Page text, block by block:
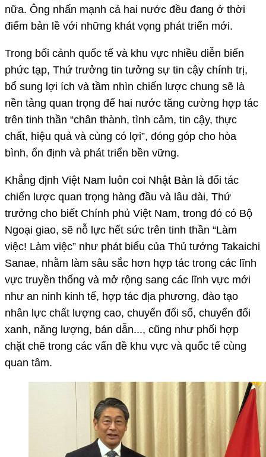
nữa. Ông nhấn mạnh cả hai nước đều đang ở thời
điểm bản lề với những khát vọng phát triển mới.
Trong bối cảnh quốc tế và khu vực nhiều diễn biến
phức tạp, Thứ trưởng tin tưởng sự tin cậy chính trị,
bổ sung lợi ích và tầm nhìn chiến lược chung sẽ là
nền tảng quan trọng để hai nước tăng cường hợp tác
trên tinh thần “chân thành, tình cảm, tin cậy, thực
chất, hiệu quả và cùng có lợi”, đóng góp cho hòa
bình, ổn định và phát triển bền vững.
Khẳng định Việt Nam luôn coi Nhật Bản là đối tác
chiến lược quan trọng hàng đầu và lâu dài, Thứ
trưởng cho biết Chính phủ Việt Nam, trong đó có Bộ
Ngoại giao, sẽ nỗ lực hết sức trên tinh thần “Làm
việc! Làm việc” như phát biểu của Thủ tướng Takaichi
Sanae, nhằm làm sâu sắc hơn hợp tác trong các lĩnh
vực truyền thống và mở rộng sang các lĩnh vực mới
như an ninh kinh tế, hợp tác địa phương, đào tạo
nhân lực chất lượng cao, chuyển đổi số, chuyển đổi
xanh, năng lượng, bán dẫn..., cũng như phối hợp
chặt chẽ trong các vấn đề khu vực và quốc tế cùng
quan tâm.